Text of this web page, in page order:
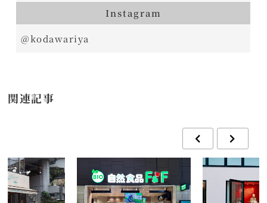
Instagram
@kodawariya
関連記事